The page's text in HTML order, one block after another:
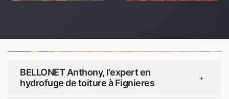
BELLONET Anthony, l’expert en
hydrofuge de toiture à Fignieres
+